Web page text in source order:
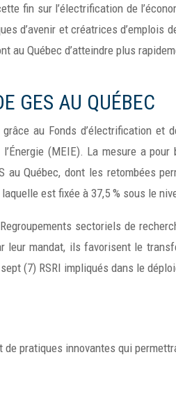
fin sur l’électrification de
d’avenir et créatrices d’emplois
au Québec d’atteindre plus
GES AU QUÉBEC
au Fonds d’électrification et
l’Énergie (MEIE). La mesure a
au Québec, dont les retombées
est fixée à 37,5 % sous le
sectoriels de
leur mandat, ils favorisent le
(7) RSRI impliqués dans le
de pratiques innovantes qui